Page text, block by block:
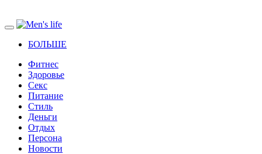
БОЛЬШЕ
Фитнес
Здоровье
Секс
Питание
Стиль
Деньги
Отдых
Персона
Новости